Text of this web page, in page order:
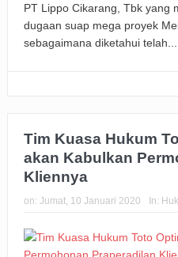
PT Lippo Cikarang, Tbk yang
dugaan suap mega proyek
sebagaimana diketahui telah...
Tim Kuasa Hukum
akan Kabulkan
Kliennya
on: Jumat, 10 Januari 2020 In: